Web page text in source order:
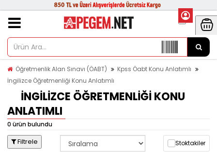
Öğretmenlik Alan Sınavı (ÖABT)
Kpss Öabt Konu Anlatımlı
İngilizce Öğretmenliği Konu Anlatımlı
İNGILIZCE ÖĞRETMENLIĞI KONU
ANLATIMLI
0 ürün bulundu
Filtrele Stoktakiler